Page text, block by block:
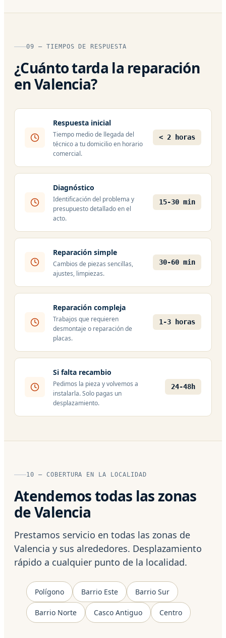
09 — TIEMPOS DE RESPUESTA
¿Cuánto tarda la reparación
en Valencia?
Respuesta inicial
Tiempo medio de llegada del
técnico a tu domicilio en horario
comercial.
< 2 horas
Diagnóstico
Identificación del problema y
presupuesto detallado en el
acto.
15-30 min
Reparación simple
Cambios de piezas sencillas,
ajustes, limpiezas.
30-60 min
Reparación compleja
Trabajos que requieren
desmontaje o reparación de
placas.
1-3 horas
Si falta recambio
Pedimos la pieza y volvemos a
instalarla. Solo pagas un
desplazamiento.
24-48h
10 — COBERTURA EN LA LOCALIDAD
Atendemos todas las zonas
de Valencia
Prestamos servicio en todas las zonas de
Valencia y sus alrededores. Desplazamiento
rápido a cualquier punto de la localidad.
Polígono Barrio Este Barrio Sur
Barrio Norte Casco Antiguo Centro